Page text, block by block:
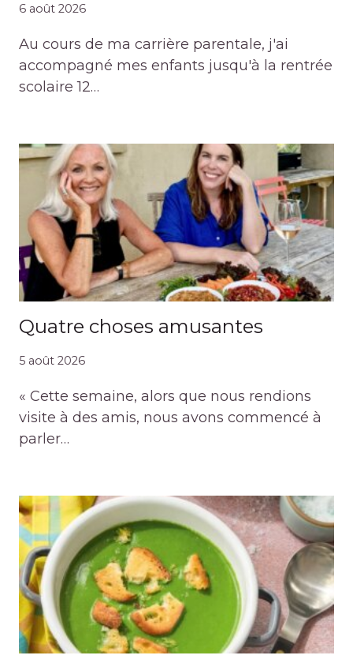
6 août 2026
Au cours de ma carrière parentale, j'ai
accompagné mes enfants jusqu'à la rentrée
scolaire 12…
Quatre choses amusantes
5 août 2026
« Cette semaine, alors que nous rendions
visite à des amis, nous avons commencé à
parler…